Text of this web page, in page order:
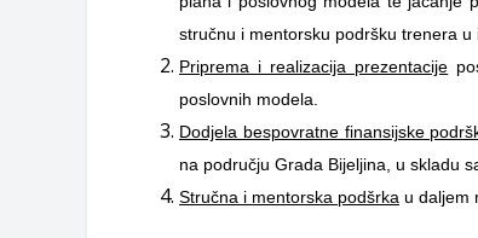
stručnu i mentorsku podršku trenera
Priprema i realizacija prezentacije
poslovnih modela.
Dodjela bespovratne finansijske
na području Grada Bijeljina, u skladu
Stručna i mentorska podšrka u daljem